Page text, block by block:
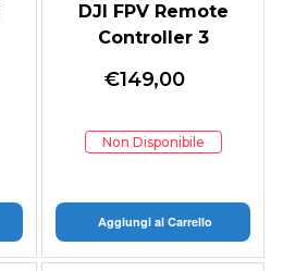
DJI FPV Remote
Controller 3
€149,00
Non Disponibile
Aggiungi al Carrello